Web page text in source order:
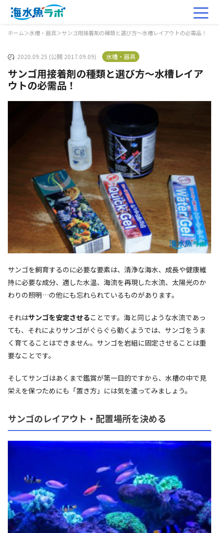
ホーム＞水槽・器具＞サンゴ用接着剤の種類と選び方～水槽レイアウトの必需品！
2020.09.25 (公開 2017.09.09) 水槽・器具
サンゴ用接着剤の種類と選び方～水槽レイア
ウトの必需品！
サンゴを飼育するのに必要な要素は、清浄な海水、成長や健康維
持に必要な成分、適した水温、海流を再現した水流、太陽光のか
わりの照明…の他にも忘れられているものがあります。
それはサンゴを安定させることです。海と同じような水流であっ
ても、それによりサンゴがぐらぐら動くようでは、サンゴをうま
く育てることはできません。サンゴを岩組に固定させることは重
要なことです。
そしてサンゴはあくまで鑑賞が第一目的ですから、水槽の中で見
栄えを保つためにも「置き方」には気を遣ってみましょう。
サンゴのレイアウト・配置場所を決める